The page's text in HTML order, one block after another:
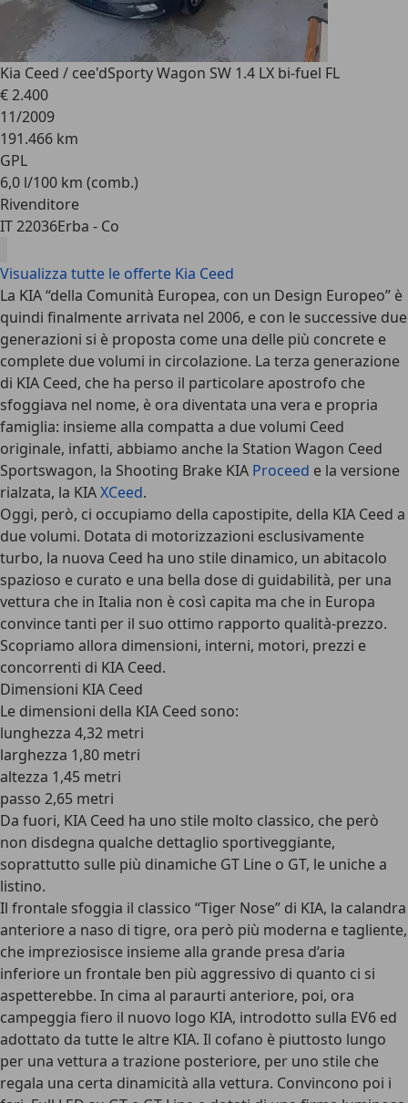
Kia Ceed / cee'dSporty Wagon SW 1.4 LX bi-fuel FL
€ 2.400
11/2009
191.466 km
GPL
6,0 l/100 km (comb.)
Rivenditore
IT 22036Erba - Co
Visualizza tutte le offerte Kia Ceed
La KIA “della Comunità Europea, con un Design Europeo” è
quindi finalmente arrivata nel 2006, e con le successive due
generazioni si è proposta come una delle più concrete e
complete due volumi in circolazione. La terza generazione
di KIA Ceed, che ha perso il particolare apostrofo che
sfoggiava nel nome, è ora diventata una vera e propria
famiglia: insieme alla compatta a due volumi Ceed
originale, infatti, abbiamo anche la Station Wagon Ceed
Sportswagon, la Shooting Brake KIA Proceed e la versione
rialzata, la KIAXCeed.
Oggi, però, ci occupiamo della capostipite, della KIA Ceed a
due volumi. Dotata di motorizzazioni esclusivamente
turbo, la nuova Ceed ha uno stile dinamico, un abitacolo
spazioso e curato e una bella dose di guidabilità, per una
vettura che in Italia non è così capita ma che in Europa
convince tanti per il suo ottimo rapporto qualità-prezzo.
Scopriamo allora dimensioni, interni, motori, prezzi e
concorrenti di KIA Ceed.
Dimensioni KIA Ceed
Le dimensioni della KIA Ceed sono:
lunghezza 4,32 metri
larghezza 1,80 metri
altezza 1,45 metri
passo 2,65 metri
Da fuori, KIA Ceed ha uno stile molto classico, che però
non disdegna qualche dettaglio sportiveggiante,
soprattutto sulle più dinamiche GT Line o GT, le uniche a
listino.
Il frontale sfoggia il classico “Tiger Nose” di KIA, la calandra
anteriore a naso di tigre, ora però più moderna e tagliente,
che impreziosisce insieme alla grande presa d’aria
inferiore un frontale ben più aggressivo di quanto ci si
aspetterebbe. In cima al paraurti anteriore, poi, ora
campeggia fiero il nuovo logo KIA, introdotto sulla EV6 ed
adottato da tutte le altre KIA. Il cofano è piuttosto lungo
per una vettura a trazione posteriore, per uno stile che
regala una certa dinamicità alla vettura. Convincono poi i